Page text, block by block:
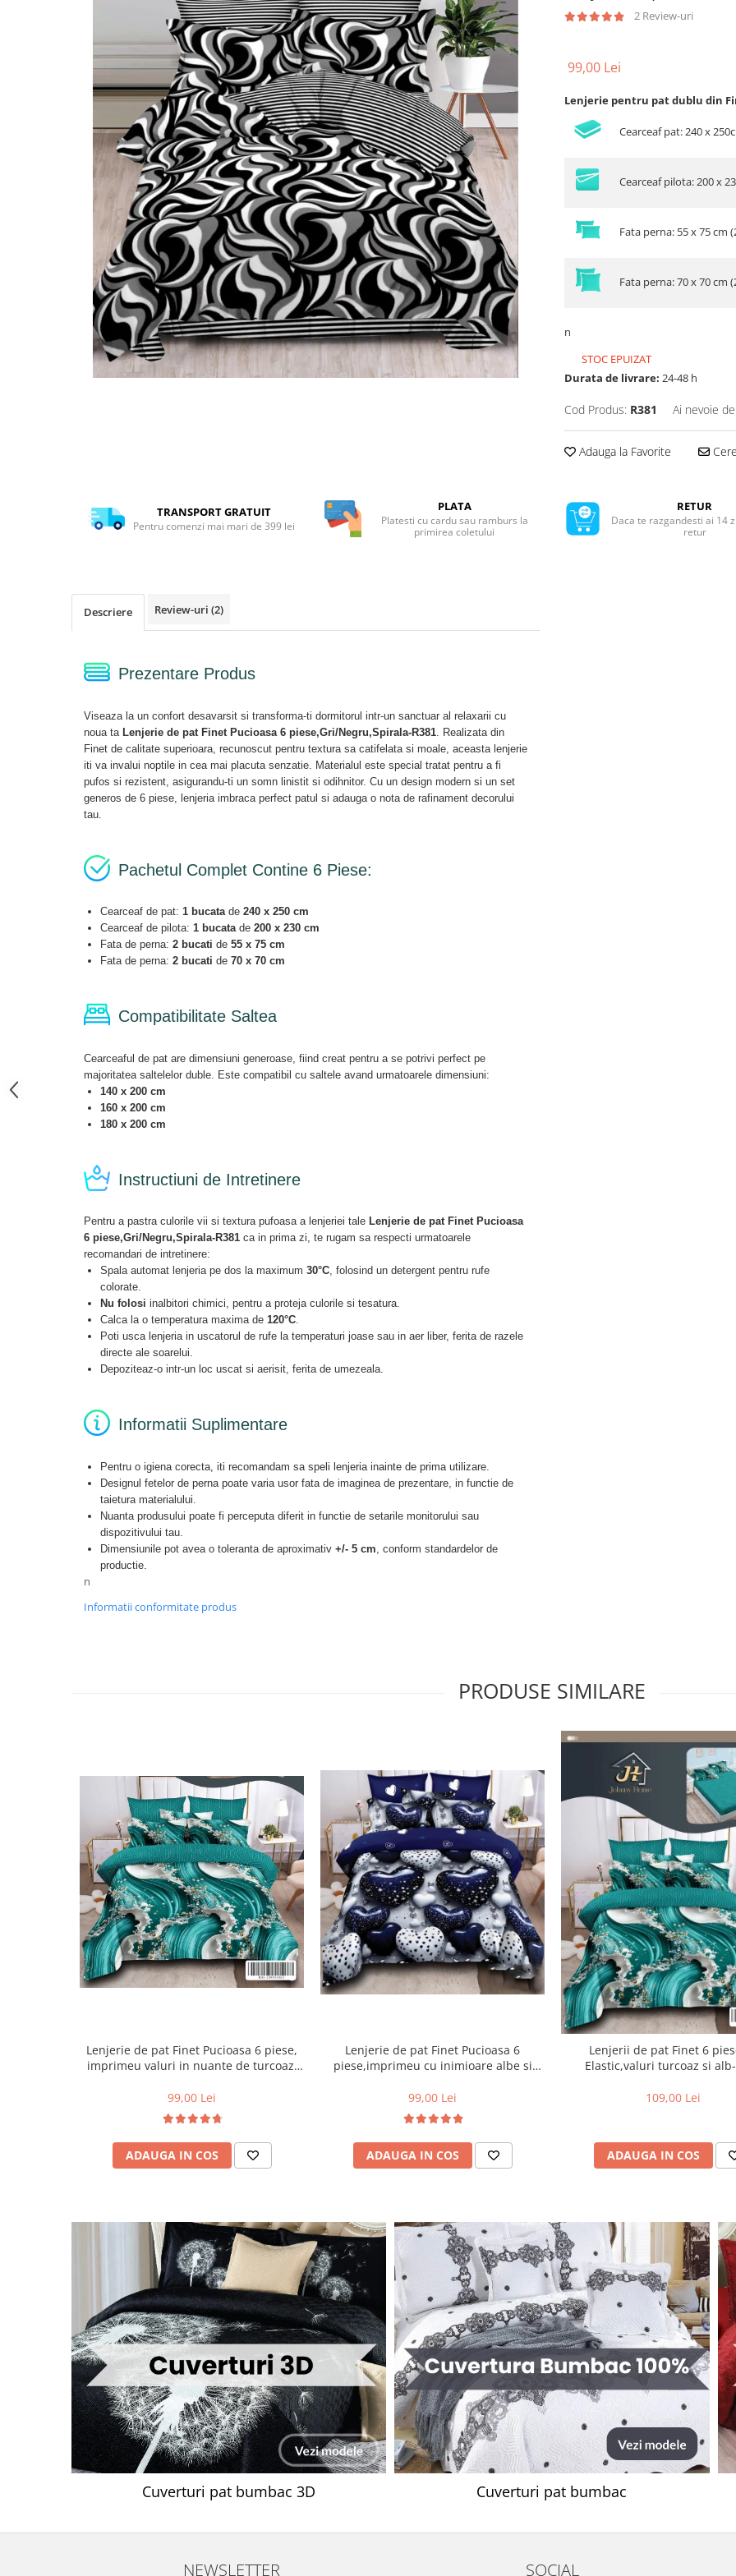
Lenjerii de pat Bumbac Poplin
Lenjerii de pat Catifea
Lenjerii de pat Finet + 2 Draperii
Lenjerii de pat Finet cu PLIURI
Lenjerii de pat finet Home
Lenjerii de pat Saten 4 piese cu
2 Review-uri
99,00 Lei
Lenjerie pentru pat dublu din
Cearceaf pat: 240 x
Cearceaf pilota: 200 x
Fata perna: 55 x 75 cm
Fata perna: 70 x 70 cm
n
STOC EPUIZAT
Durata de livrare: 24-48 h
Cod Produs: R381 Ai nevoie
Adauga la Favorite
TRANSPORT GRATUIT
Pentru comenzi mai mari de 399 lei
PLATA
Platesti cu cardu sau ramburs la
primirea coletului
RETUR
Daca te razgandesti ai 14
retur
Descriere Review-uri (2)
Prezentare Produs
Viseaza la un confort desavarsit si transforma-ti dormitorul intr-un sanctuar al relaxarii cu
noua ta Lenjerie de pat Finet Pucioasa 6 piese,Gri/Negru,Spirala-R381 . Realizata din
Finet de calitate superioara, recunoscut pentru textura sa catifelata si moale, aceasta lenjerie
iti va invalui noptile in cea mai placuta senzatie. Materialul este special tratat pentru a fi
pufos si rezistent, asigurandu-ti un somn linistit si odihnitor. Cu un design modern si un set
generos de 6 piese, lenjeria imbraca perfect patul si adauga o nota de rafinament decorului
tau.
Pachetul Complet Contine 6 Piese:
Cearceaf de pat: 1 bucatade 240 x 250 cm
Cearceaf de pilota: 1 bucatade 200 x 230 cm
Fata de perna: 2 bucati de 55 x 75 cm
Fata de perna: 2 bucati de 70 x 70 cm
Compatibilitate Saltea
Cearceaful de pat are dimensiuni generoase, fiind creat pentru a se potrivi perfect pe
majoritatea saltelelor duble. Este compatibil cu saltele avand urmatoarele dimensiuni:
140 x 200 cm
160 x 200 cm
180 x 200 cm
Instructiuni de Intretinere
Pentru a pastra culorile vii si textura pufoasa a lenjeriei tale Lenjerie de pat Finet Pucioasa
6 piese,Gri/Negru,Spirala-R381 ca in prima zi, te rugam sa respecti urmatoarele
recomandari de intretinere:
Spala automat lenjeria pe dos la maximum 30°C, folosind un detergent pentru rufe
colorate.
Nu folosi inalbitori chimici, pentru a proteja culorile si tesatura.
Calca la o temperatura maxima de 120°C.
Poti usca lenjeria in uscatorul de rufe la temperaturi joase sau in aer liber, ferita de razele
directe ale soarelui.
Depoziteaz-o intr-un loc uscat si aerisit, ferita de umezeala.
Informatii Suplimentare
Pentru o igiena corecta, iti recomandam sa speli lenjeria inainte de prima utilizare.
Designul fetelor de perna poate varia usor fata de imaginea de prezentare, in functie de
taietura materialului.
Nuanta produsului poate fi perceputa diferit in functie de setarile monitorului sau
dispozitivului tau.
Dimensiunile pot avea o toleranta de aproximativ +/- 5 cm , conform standardelor de
productie.
n
Informatii conformitate produs
PRODUSE SIMILARE
Lenjerie de pat Finet Pucioasa 6 piese,
imprimeu valuri in nuante de turcoaz,
99,00 Lei
ADAUGA IN COS
Lenjerie de pat Finet Pucioasa 6
piese,imprimeu cu inimioare albe si
99,00 Lei
ADAUGA IN COS
Lenjerii de pat Finet 6
Elastic,valuri turcoaz si
109,00 Lei
ADAUGA IN COS
Cuverturi pat bumbac 3D Cuverturi pat bumbac
NEWSLETTER SOCIAL